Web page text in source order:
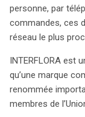
lorsque M & S
variantes
référencement
marque. Ce
la protection
en ligne. La
les implications
personne, par
commandes, ces
réseau le plus
INTERFLORA est
qu’une marque
renommée
membres de